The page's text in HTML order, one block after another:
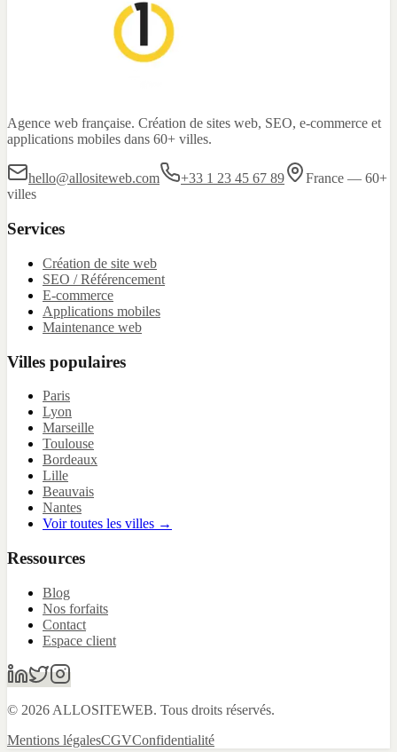
Agence web française. Création de sites web, SEO, e-commerce et
applications mobiles dans 60+ villes.
hello@allositeweb.com +33 1 23 45 67 89
France — 60+
villes
Services
Création de site web
SEO / Référencement
E-commerce
Applications mobiles
Maintenance web
Villes populaires
Paris
Lyon
Marseille
Toulouse
Bordeaux
Lille
Beauvais
Nantes
Voir toutes les villes →
Ressources
Blog
Nos forfaits
Contact
Espace client
© 2026 ALLOSITEWEB. Tous droits réservés.
Mentions légalesCGVConfidentialité